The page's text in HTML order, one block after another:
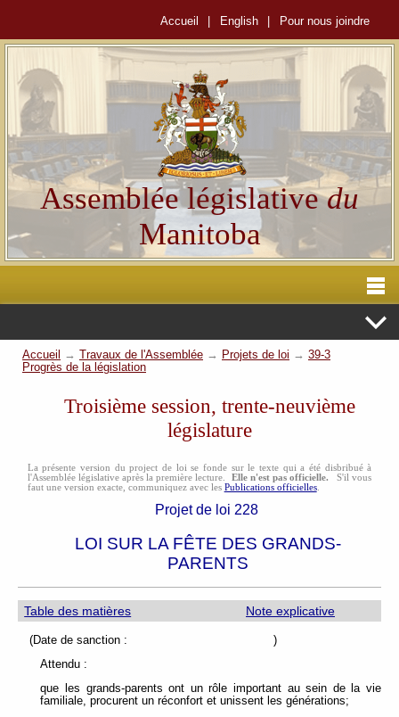
Accueil English Pour nous joindre
Assemblée législativedu
Manitoba
Accueil → Travaux de l'Assemblée → Projets de loi → 39-3
Progrès de la législation
Troisième session, trente-neuvième
législature
La présente version du project de loi se fonde sur le texte qui a été disbribué à
l'Assemblée législative après la première lecture. Elle n'est pas officielle. S'il vous
faut une version exacte, communiquez avec les Publications officielles.
Projet de loi 228
LOI SUR LA FÊTE DES GRANDS-
PARENTS
Table des matières Note explicative
(Date de sanction : )
Attendu :
que les grands-parents ont un rôle important au sein de la vie
familiale, procurent un réconfort et unissent les générations;